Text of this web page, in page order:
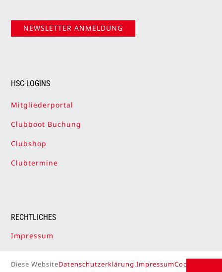
NEWSLETTER ANMELDUNG
HSC-LOGINS
Mitgliederportal
Clubboot Buchung
Clubshop
Clubtermine
RECHTLICHES
Impressum
Diese WebsiteDatenschutzerklärung.ImpressumCookie